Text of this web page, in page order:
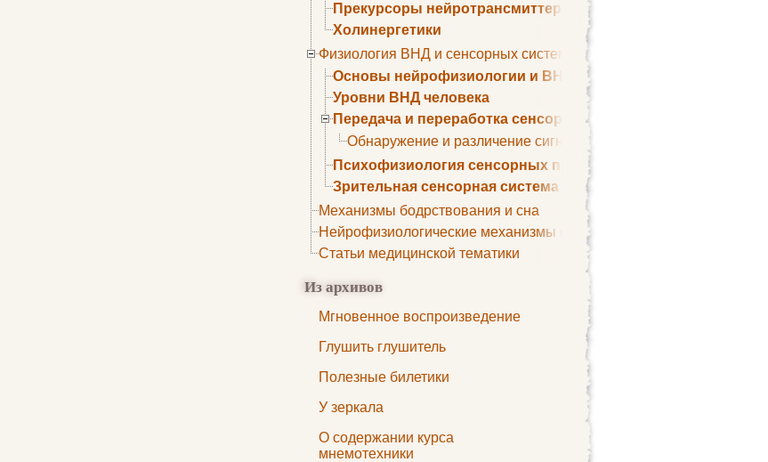
Прекурсоры нейротрансмиттеров
Холинергетики
Физиология ВНД и сенсорных систем
Основы нейрофизиологии и ВНД
Уровни ВНД человека
Передача и переработка сенсорных сигналов
Обнаружение и различение сигналов. Сенсорная рецепция
Психофизиология сенсорных процессов
Зрительная сенсорная система
Механизмы бодрствования и сна
Нейрофизиологические механизмы сна
Статьи медицинской тематики
Из архивов
Мгновенное воспроизведение
Глушить глушитель
Полезные билетики
У зеркала
О содержании курса
мнемотехники